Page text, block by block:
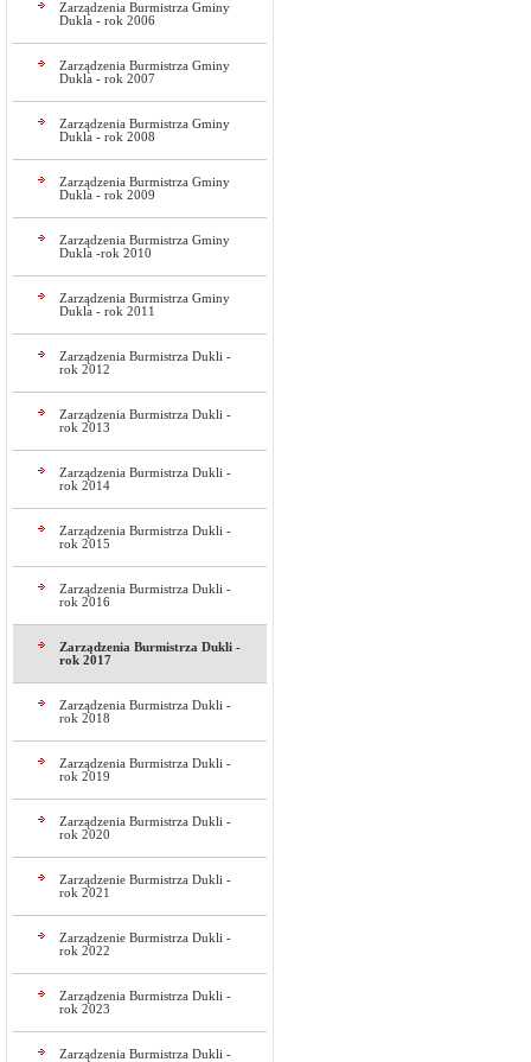
Zarządzenia Burmistrza Gminy
Dukla - rok 2006
Zarządzenia Burmistrza Gminy
Dukla - rok 2007
Zarządzenia Burmistrza Gminy
Dukla - rok 2008
Zarządzenia Burmistrza Gminy
Dukla - rok 2009
Zarządzenia Burmistrza Gminy
Dukla -rok 2010
Zarządzenia Burmistrza Gminy
Dukla - rok 2011
Zarządzenia Burmistrza Dukli -
rok 2012
Zarządzenia Burmistrza Dukli -
rok 2013
Zarządzenia Burmistrza Dukli -
rok 2014
Zarządzenia Burmistrza Dukli -
rok 2015
Zarządzenia Burmistrza Dukli -
rok 2016
Zarządzenia Burmistrza Dukli -
rok 2017
Zarządzenia Burmistrza Dukli -
rok 2018
Zarządzenia Burmistrza Dukli -
rok 2019
Zarządzenia Burmistrza Dukli -
rok 2020
Zarządzenie Burmistrza Dukli -
rok 2021
Zarządzenie Burmistrza Dukli -
rok 2022
Zarządzenia Burmistrza Dukli -
rok 2023
Zarządzenia Burmistrza Dukli -